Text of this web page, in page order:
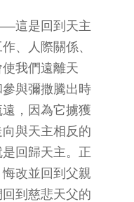
這是回到天主
、人際關係、
我們遠離天
與彌撒騰出時
，因為它擄獲
與天主相反的
回歸天主。正
改並回到父親
到慈悲天父的